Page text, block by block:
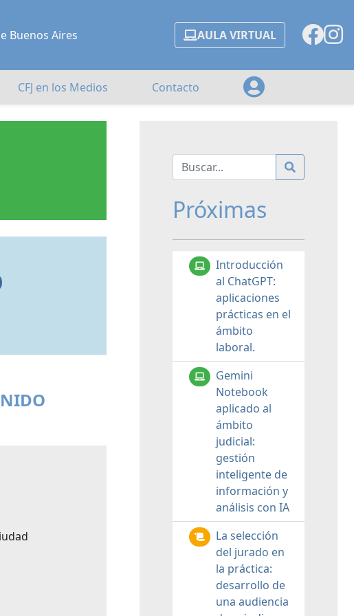
Buenos Aires AULA VIRTUAL
CFJ en los Medios Contacto
Próximas
Introducción
al ChatGPT:
aplicaciones
prácticas en el
ámbito
laboral.
Gemini
Notebook
aplicado al
ámbito
judicial:
gestión
inteligente de
información y
análisis con IA
La selección
del jurado en
la práctica:
desarrollo de
una audiencia